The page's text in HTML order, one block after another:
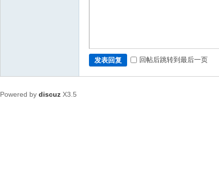
发表回复 回帖后跳转到最后一页
Powered by discuz X3.5